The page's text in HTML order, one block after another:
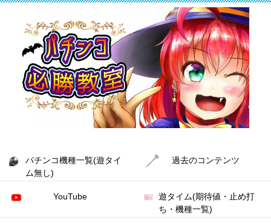
パチンコ機種一覧(遊タイ
ム無し)
過去のコンテンツ
YouTube
遊タイム(期待値・止め打
ち・機種一覧)